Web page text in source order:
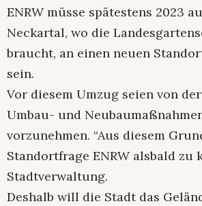
ENRW müsse spätestens 2023
Neckartal, wo die
braucht, an einen neuen
sein.
Vor diesem Umzug seien von
Umbau- und
vorzunehmen. “Aus diesem
Standortfrage ENRW alsbald zu
Stadtverwaltung.
Deshalb will die Stadt das